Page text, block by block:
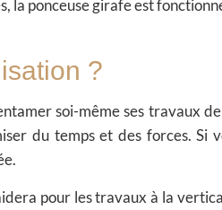
la ponceuse girafe est
?
soi-même ses travaux
du temps et des forces.Si
pour les travaux à la